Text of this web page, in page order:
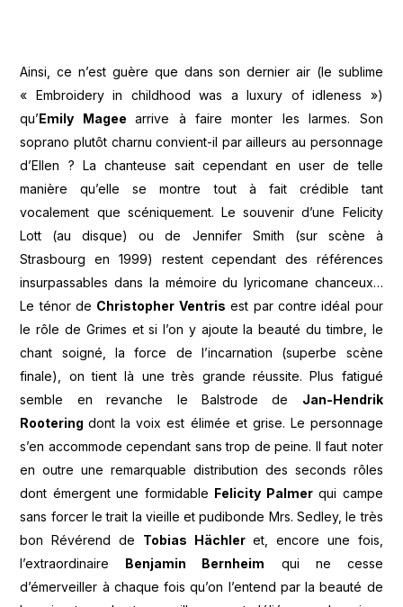
Ainsi, ce n’est guère que dans son dernier air (le sublime
« Embroidery in childhood was a luxury of idleness »)
qu’Emily Mageearrive à faire monter les larmes. Son
soprano plutôt charnu convient-il par ailleurs au personnage
d’Ellen ? La chanteuse sait cependant en user de telle
manière qu’elle se montre tout à fait crédible tant
vocalement que scéniquement. Le souvenir d’une Felicity
Lott (au disque) ou de Jennifer Smith (sur scène à
Strasbourg en 1999) restent cependant des références
insurpassables dans la mémoire du lyricomane chanceux…
Le ténor de Christopher Ventris est par contre idéal pour
le rôle de Grimes et si l’on y ajoute la beauté du timbre, le
chant soigné, la force de l’incarnation (superbe scène
finale), on tient là une très grande réussite. Plus fatigué
semble en revanche le Balstrode de Jan-Hendrik
Rooteringdont la voix est élimée et grise. Le personnage
s’en accommode cependant sans trop de peine. Il faut noter
en outre une remarquable distribution des seconds rôles
dont émergent une formidable Felicity Palmerqui campe
sans forcer le trait la vieille et pudibonde Mrs. Sedley, le très
bon Révérend de Tobias Hächleret, encore une fois,
l’extraordinaire Benjamin Bernheim qui ne cesse
d’émerveiller à chaque fois qu’on l’entend par la beauté de